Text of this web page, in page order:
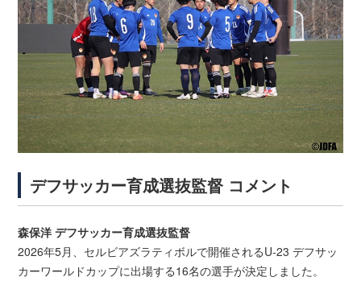
デフサッカー育成選抜監督 コメント
森保洋 デフサッカー育成選抜監督
2026年5月、セルビアズラティボルで開催されるU-23 デフサッ
カーワールドカップに出場する16名の選手が決定しました。